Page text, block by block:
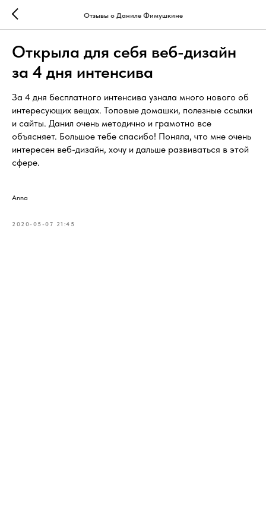
Отзывы о Даниле Фимушкине
Открыла для себя веб-дизайн
за 4 дня интенсива
За 4 дня бесплатного интенсива узнала много нового об
интересующих вещах. Топовые домашки, полезные ссылки
и сайты. Данил очень методично и грамотно все
объясняет. Большое тебе спасибо! Поняла, что мне очень
интересен веб-дизайн, хочу и дальше развиваться в этой
сфере.
Anna
2020-05-07 21:45